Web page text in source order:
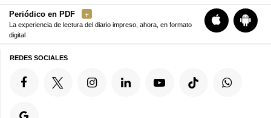
Periódico en PDF
La experiencia de lectura del diario impreso, ahora, en formato
digital
REDES SOCIALES